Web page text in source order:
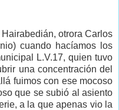
otrora Carlos
cuando hacíamos los
L.V.17, quien tuvo
una concentración del
fuimos con ese mocoso
que se subió al asiento
a la que apenas vio la